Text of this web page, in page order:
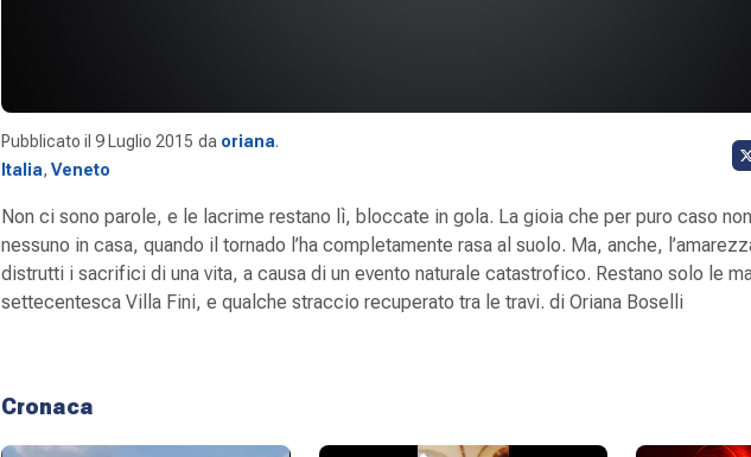
Pubblicato il 9 Luglio 2015 da oriana.
Italia, Veneto
Non ci sono parole, e le lacrime restano lì, bloccate in gola. La gioia che per puro caso
nessuno in casa, quando il tornado l’ha completamente rasa al suolo. Ma, anche,
distrutti i sacrifici di una vita, a causa di un evento naturale catastrofico. Restano solo le
settecentesca Villa Fini, e qualche straccio recuperato tra le travi. di Oriana Boselli
Cronaca